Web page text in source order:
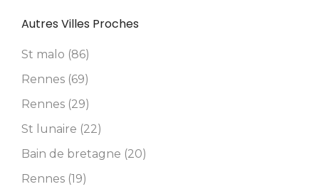
Autres Villes Proches
St malo (86)
Rennes (69)
Rennes (29)
St lunaire (22)
Bain de bretagne (20)
Rennes (19)